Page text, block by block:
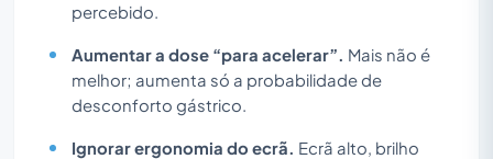
percebido.
Aumentar a dose “para acelerar”. Mais não é
melhor; aumenta só a probabilidade de
desconforto gástrico.
Ignorar ergonomia do ecrã. Ecrã alto, brilho